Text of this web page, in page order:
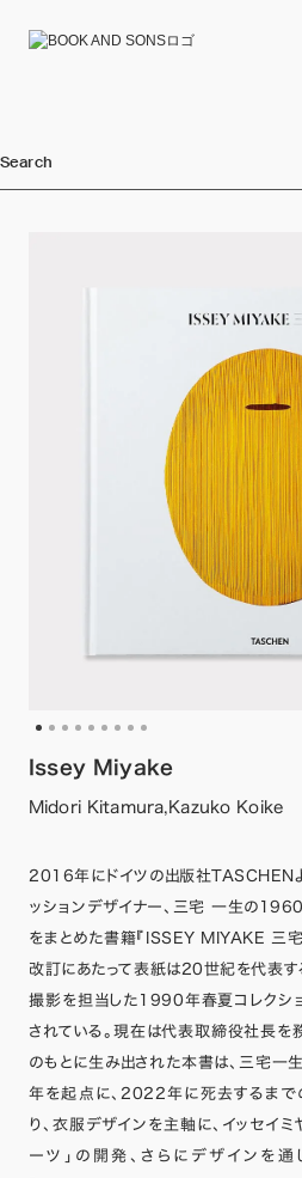
Search
Issey Miyake
Midori Kitamura,Kazuko Koike
2016年にドイツの出版社TASCHEN
ッションデザイナー、三宅 一生の
をまとめた書籍『ISSEY MIYAKE 三
改訂にあたって表紙は20世紀を代表す
撮影を担当した1990年春夏コレクショ
されている。現在は代表取締役社長を
のもとに生み出された本書は、三宅
年を起点に、2022年に死去するまで
り、衣服デザインを主軸に、イッセイ
ーツ」の開発、さらにデザインを